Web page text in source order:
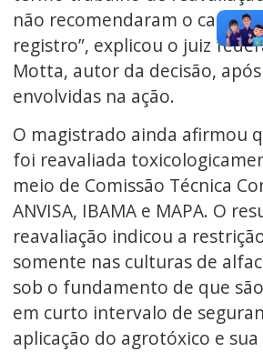
não recomendaram o
registro”, explicou o juiz
Motta, autor da decisão,
envolvidas na ação.
O magistrado ainda afirmou
foi reavaliada
meio de Comissão Técnica
ANVISA, IBAMA e MAPA. O
reavaliação indicou a
somente nas culturas de
sob o fundamento de que
em curto intervalo de
aplicação do agrotóxico e